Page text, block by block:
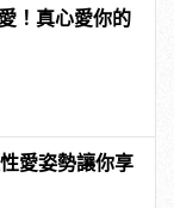
！真心愛你的
愛姿勢讓你享